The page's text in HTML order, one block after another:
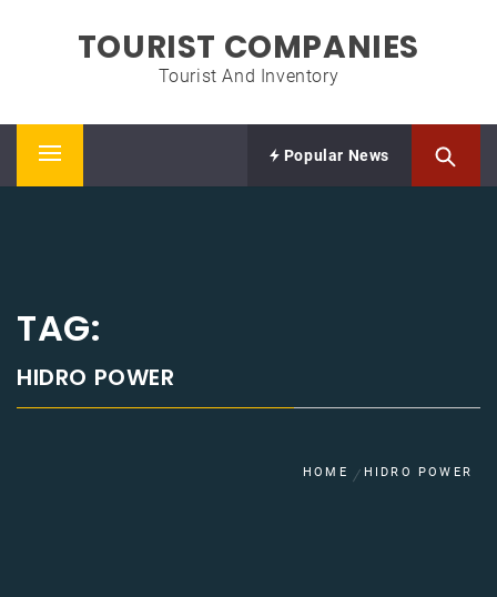
TOURIST COMPANIES
Tourist And Inventory
Primary
Popular News
TAG:
HIDRO POWER
HOME HIDRO POWER